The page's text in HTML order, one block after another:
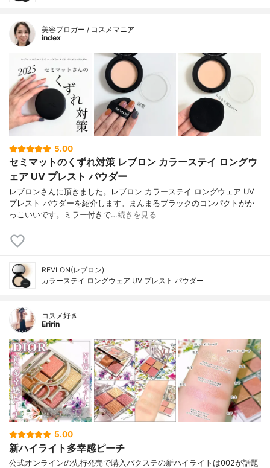
美容ブロガー / コスメマニア
index
5.00
セミマットのくずれ対策 レブロン カラーステイ ロングウ
ェア UV プレスト パウダー
レブロンさんに頂きました。レブロン カラーステイ ロングウェア UV
プレスト パウダーを紹介します。まんまるブラックのコンパクトがか
っこいいです。ミラー付きで…続きを見る
REVLON(レブロン)
カラーステイ ロングウェア UV プレスト パウダー
コスメ好き
Eririn
5.00
新ハイライト多幸感ピーチ
公式オンラインの先行発売で購入バクステの新ハイライトは002が話題